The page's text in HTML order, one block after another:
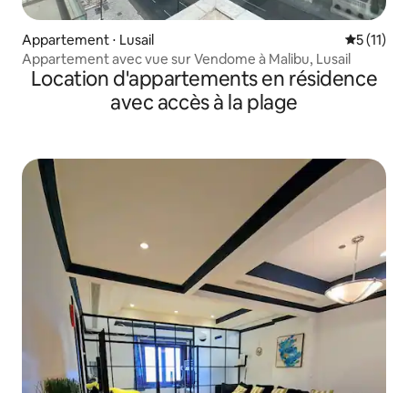
Appartement ⋅ Lusail
5 (11)
Appartement avec vue sur Vendome à Malibu, Lusail
Location d'appartements en résidence
avec accès à la plage